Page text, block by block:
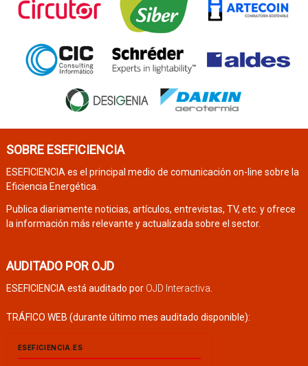
SOBRE ESEFICIENCIA
ESEFICIENCIA es el principal medio de comunicación on-line sobre la
Eficiencia Energética.
Publica diariamente noticias, artículos, entrevistas, TV, etc. y ofrece
la información más relevante y actualizada sobre el sector.
AUDITADO POR OJD
ESEFICIENCIA está auditado por OJD Interactiva
TRÁFICO WEB (durante último mes auditado disponible):